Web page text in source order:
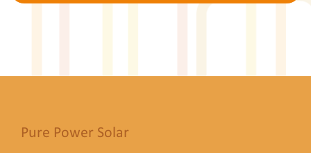
Pure Power Solar